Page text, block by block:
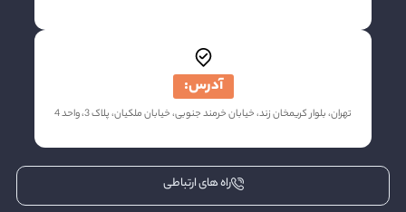
آدرس:
تهران، بلوار کریمخان زند، خیابان خرمند جنوبی، خیابان ملکیان، پلاک 3، واحد 4
راه های ارتباطی